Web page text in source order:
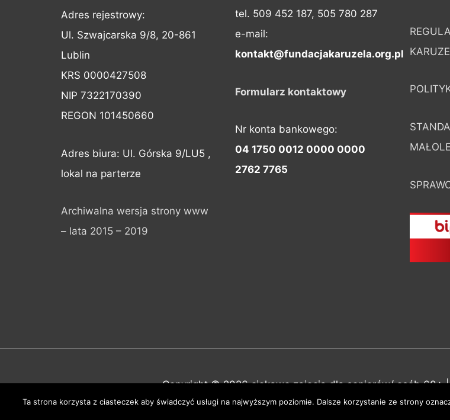
Adres rejestrowy:
Ul. Szwajcarska 9/8, 20-861
Lublin
KRS 0000427508
NIP 7322170390
REGON 101450660
Adres biura: Ul. Górska 9/LU5 ,
lokal na parterze
Archiwalna wersja strony www
– lata 2015 – 2019
tel. 509 452 187, 505 780 287
e-mail:
kontakt@fundacjakaruzela.org.pl
Formularz kontaktowy
Nr konta bankowego:
04 1750 0012 0000 0000
2762 7765
Copyright © 2026ciekawe zajęcia dla seniorów/ osób 60+|
Ta strona korzysta z ciasteczek aby świadczyć usługi na najwyższym poziomie. Dalsze korzystanie ze strony